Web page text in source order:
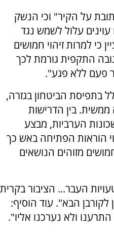
על הקיר" וכי הנשק
עוינים עלול לשמש נגד
כי למרות זיהוי חמושים
התקפית גורמת לכך
פעם ללא פגע".
בתפיסת הביטחון בגזרה,
בין הדרישות
הערביות, מבצע
הוראות הפתיחה באש כך
מזוהים הנושאים
העבר... הציבור בקרית
לקורבן הבא". עוד הוסיף:
ולא נערכנו אליו".